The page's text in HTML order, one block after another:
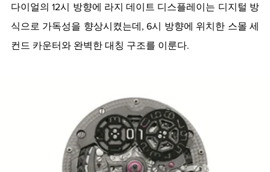
다이얼의 12시 방향에 라지 데이트 디스플레이는 디지털 방
식으로 가독성을 향상시켰는데, 6시 방향에 위치한 스몰 세
컨드 카운터와 완벽한 대칭 구조를 이룬다.